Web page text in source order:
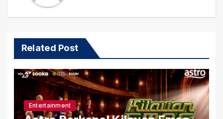
Related Post
Entertainment